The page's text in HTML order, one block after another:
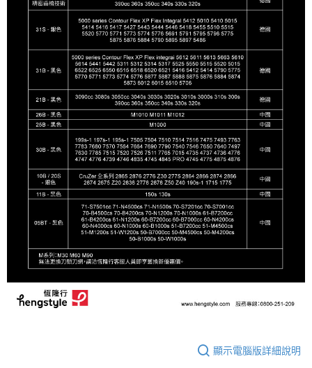
顯示電腦版詳細說明